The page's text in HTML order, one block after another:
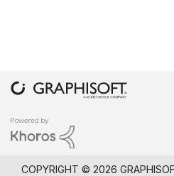
COPYRIGHT © 2026